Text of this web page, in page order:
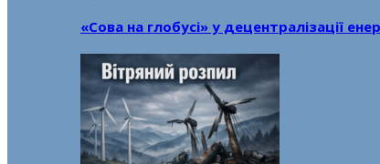
«Сова на глобусі» у децентралізації